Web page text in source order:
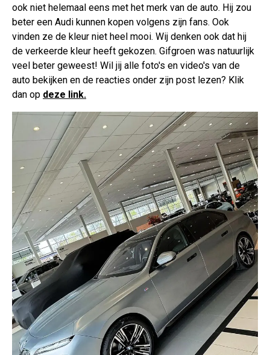
ook niet helemaal eens met het merk van de auto. Hij zou
beter een Audi kunnen kopen volgens zijn fans. Ook
vinden ze de kleur niet heel mooi. Wij denken ook dat hij
de verkeerde kleur heeft gekozen. Gifgroen was natuurlijk
veel beter geweest! Wil jij alle foto's en video's van de
auto bekijken en de reacties onder zijn post lezen? Klik
dan op deze link.